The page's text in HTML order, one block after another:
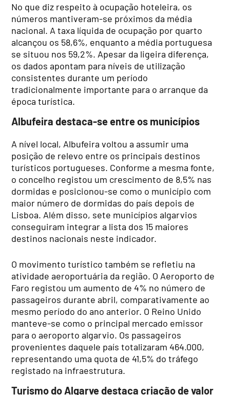
No que diz respeito à ocupação hoteleira, os
números mantiveram-se próximos da média
nacional. A taxa líquida de ocupação por quarto
alcançou os 58,6%, enquanto a média portuguesa
se situou nos 59,2%. Apesar da ligeira diferença,
os dados apontam para níveis de utilização
consistentes durante um período
tradicionalmente importante para o arranque da
época turística.
Albufeira destaca-se entre os municípios
A nível local, Albufeira voltou a assumir uma
posição de relevo entre os principais destinos
turísticos portugueses. Conforme a mesma fonte,
o concelho registou um crescimento de 8,5% nas
dormidas e posicionou-se como o município com
maior número de dormidas do país depois de
Lisboa. Além disso, sete municípios algarvios
conseguiram integrar a lista dos 15 maiores
destinos nacionais neste indicador.
O movimento turístico também se refletiu na
atividade aeroportuária da região. O Aeroporto de
Faro registou um aumento de 4% no número de
passageiros durante abril, comparativamente ao
mesmo período do ano anterior. O Reino Unido
manteve-se como o principal mercado emissor
para o aeroporto algarvio. Os passageiros
provenientes daquele país totalizaram 464.000,
representando uma quota de 41,5% do tráfego
registado na infraestrutura.
Turismo do Algarve destaca criação de valor